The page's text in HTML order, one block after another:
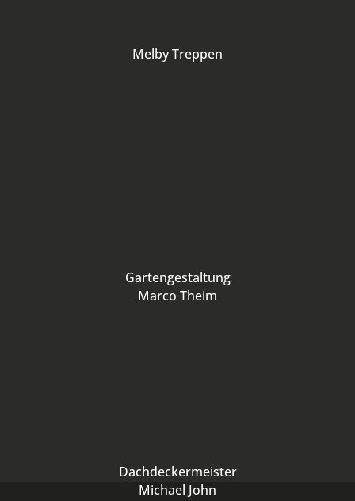
Melby Treppen
Gartengestaltung
Marco Theim
Dachdeckermeister
Michael John